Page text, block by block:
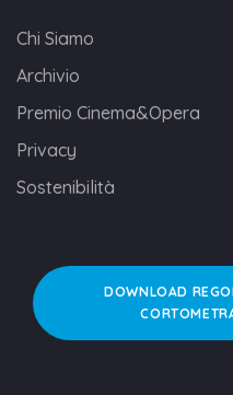
Chi Siamo
Archivio
Premio Cinema&Opera
Privacy
Sostenibilità
DOWNLOAD